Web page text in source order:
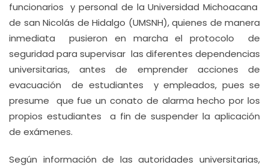
funcionarios y personal de la Universidad Michoacana
de san Nicolás de Hidalgo (UMSNH), quienes de manera
inmediata pusieron en marcha el protocolo de
seguridad para supervisar las diferentes dependencias
universitarias, antes de emprender acciones de
evacuación de estudiantes y empleados, pues se
presume que fue un conato de alarma hecho por los
propios estudiantes a fin de suspender la aplicación
de exámenes.
Según información de las autoridades universitarias,